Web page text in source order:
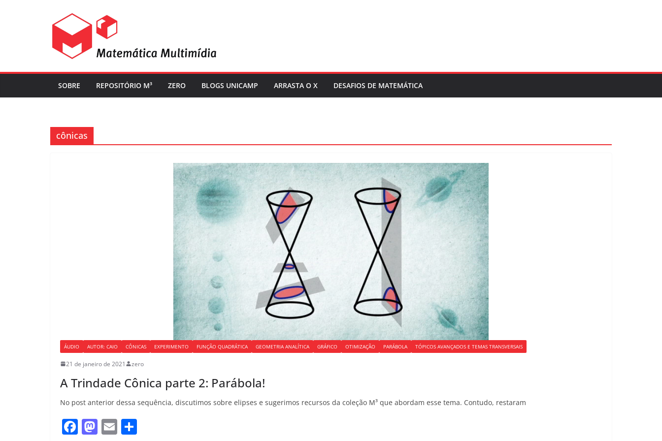
SOBRE REPOSITÓRIO M³ ZERO BLOGS UNICAMP ARRASTA O X DESAFIOS DE MATEMÁTICA
cônicas
ÁUDIO AUTOR: CAIO CÔNICAS EXPERIMENTO FUNÇÃO QUADRÁTICA GEOMETRIA ANALÍTICA GRÁFICO OTIMIZAÇÃO PARÁBOLA TÓPICOS AVANÇADOS E TEMAS TRANSVERSAIS
21 de janeiro de 2021 zero
A Trindade Cônica parte 2: Parábola!
No post anterior dessa sequência, discutimos sobre elipses e sugerimos recursos da coleção M³ que abordam esse tema. Contudo, restaram
F M E